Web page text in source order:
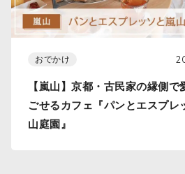
おでかけ
【嵐山】京都・古民家の縁側で
ごせるカフェ『パンとエスプレ
山庭園』